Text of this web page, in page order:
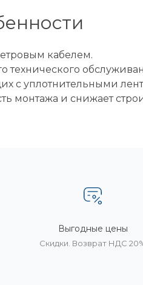
кабелем.
технического
с уплотнительными
монтажа и снижает
Выгодные цены
Скидки. Возврат НДС